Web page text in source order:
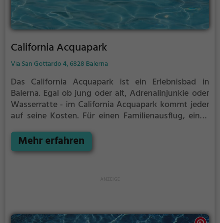
California Acquapark
Via San Gottardo 4, 6828 Balerna
Das California Acquapark ist ein Erlebnisbad in
Balerna. Egal ob jung oder alt, Adrenalinjunkie oder
Wasserratte - im California Acquapark kommt jeder
auf seine Kosten. Für einen Familienausflug, einen
California Acquapark genau die richtige Adresse.
Mehr erfahren